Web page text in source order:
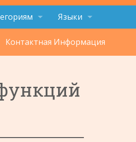
Языки
English
Hrvatski
Контактная Информация